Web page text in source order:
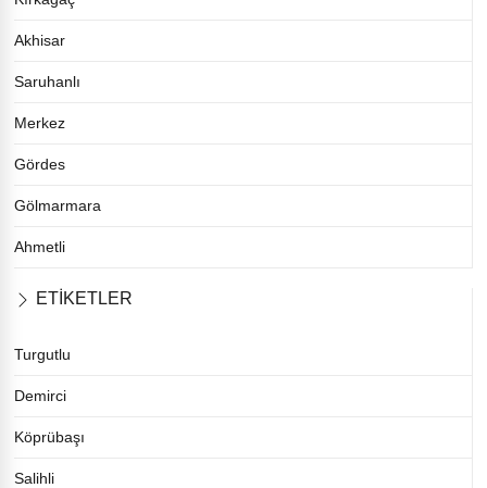
Akhisar
Saruhanlı
Merkez
Gördes
Gölmarmara
Ahmetli
ETİKETLER
Turgutlu
Demirci
Köprübaşı
Salihli